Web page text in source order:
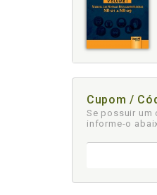
Cupom /
Se possuir
informe-o